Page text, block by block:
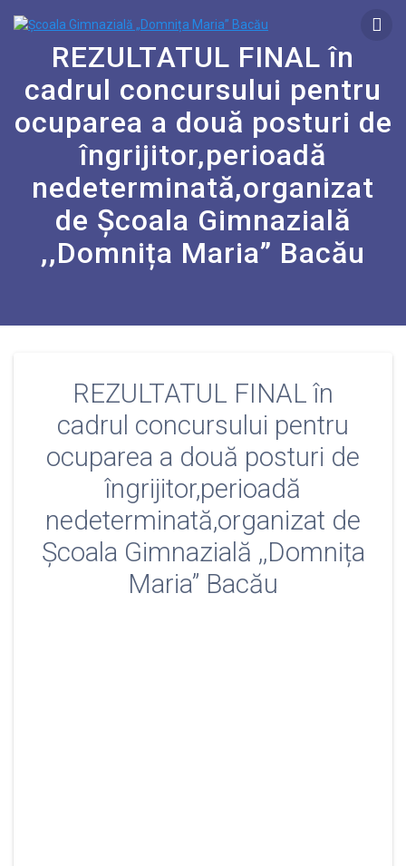
REZULTATUL FINAL în
cadrul concursului pentru
ocuparea a două posturi de
îngrijitor,perioadă
nedeterminată,organizat
de Școala Gimnazială
,,Domnița Maria” Bacău
REZULTATUL FINAL în
cadrul concursului pentru
ocuparea a două posturi de
îngrijitor,perioadă
nedeterminată,organizat de
Școala Gimnazială ,,Domnița
Maria” Bacău